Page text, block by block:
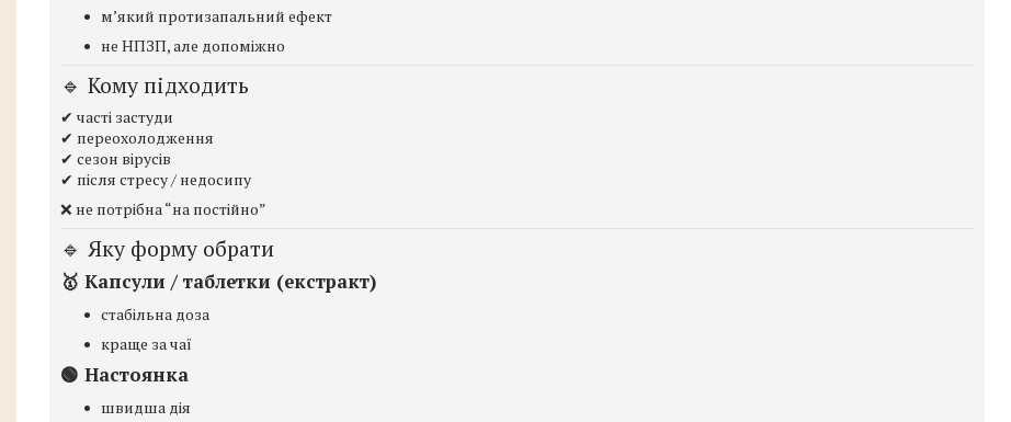
мʼякий протизапальний ефект
не НПЗП, але допоміжно
🔹 Кому підходить
✔ часті застуди
✔ переохолодження
✔ сезон вірусів
✔ після стресу / недосипу
❌ не потрібна “на постійно”
🔹 Яку форму обрати
🥇 Капсули / таблетки (екстракт)
стабільна доза
краще за чаї
🟢 Настоянка
швидша дія